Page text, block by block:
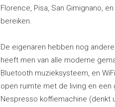
Florence, Pisa, San Gimignano,
bereiken.
De eigenaren hebben nog
heeft men van alle moderne
Bluetooth muzieksysteem, en
open ruimte met de living en
Nespresso koffiemachine (denkt